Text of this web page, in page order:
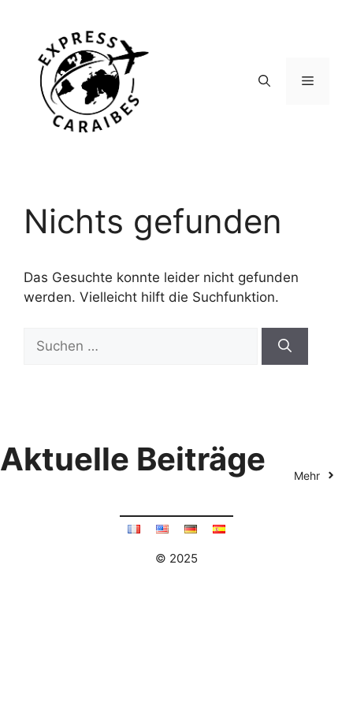
springen
Menü
Nichts gefunden
Das Gesuchte konnte leider nicht gefunden
werden. Vielleicht hilft die Suchfunktion.
nach:
Aktuelle Beiträge Mehr
© 2025